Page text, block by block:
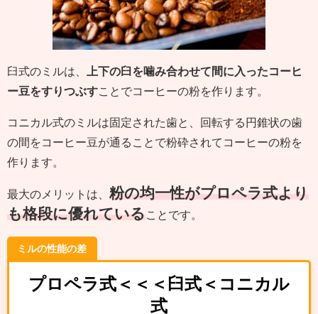
臼式のミルは、
上下の臼を噛み合わせて間に入ったコーヒ
ー豆をすりつぶす ことでコーヒーの粉を作ります。
コニカル式のミルは固定された歯と、回転する円錐状の歯
の間をコーヒー豆が通ることで粉砕されてコーヒーの粉を
作ります。
最大のメリットは、 粉の均一性がプロペラ式より
も格段に優れている ことです。
ミルの性能の差
プロペラ式＜＜＜臼式＜コニカル
式